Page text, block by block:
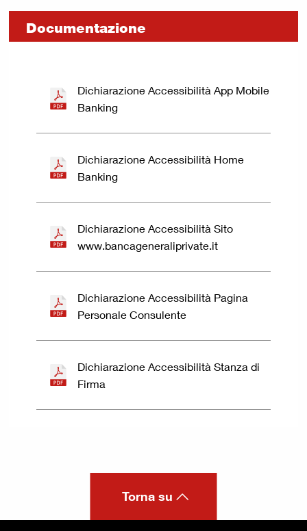
Documentazione
Dichiarazione Accessibilità App Mobile
Banking
Dichiarazione Accessibilità Home
Banking
Dichiarazione Accessibilità Sito
www.bancageneraliprivate.it
Dichiarazione Accessibilità Pagina
Personale Consulente
Dichiarazione Accessibilità Stanza di
Firma
Torna su